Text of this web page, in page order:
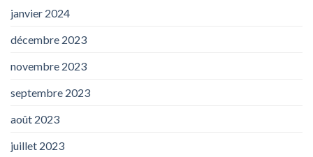
janvier 2024
décembre 2023
novembre 2023
septembre 2023
août 2023
juillet 2023